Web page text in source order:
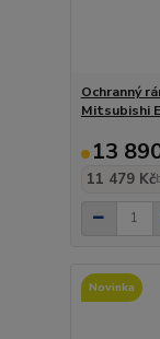
Ochranný
Mitsubishi
13
11 479 Kč
Novinka